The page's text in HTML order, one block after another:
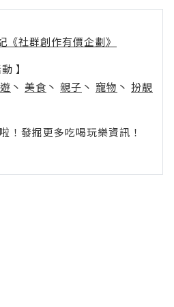
《社群創作有價企劃》
】
丶 美食 丶 親子 丶 寵物 丶 扮靚
發掘更多吃喝玩樂資訊！